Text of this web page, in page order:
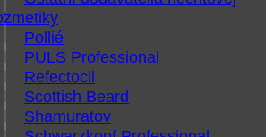
Pollié
PULS Professional
Refectocil
Scottish Beard
Shamuratov